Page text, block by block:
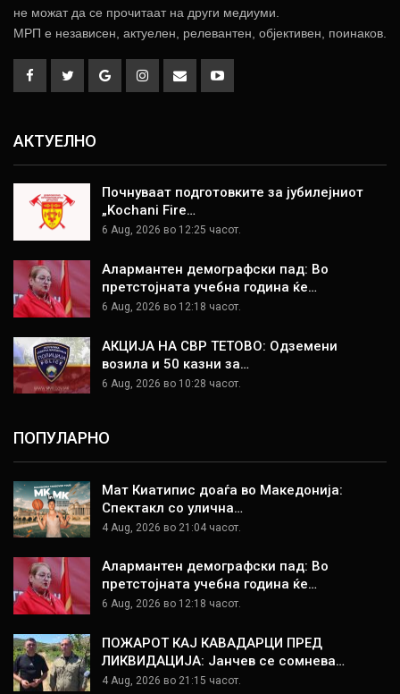
не можат да се прочитаат на други медиуми.
МРП е независен, актуелен, релевантен, објективен, поинаков.
АКТУЕЛНО
Почнуваат подготовките за јубилејниот
„Kochani Fire…
6 Aug, 2026 во 12:25 часот.
Алармантен демографски пад: Во
претстојната учебна година ќе…
6 Aug, 2026 во 12:18 часот.
АКЦИЈА НА СВР ТЕТОВО: Одземени
возила и 50 казни за…
6 Aug, 2026 во 10:28 часот.
ПОПУЛАРНО
Мат Киатипис доаѓа во Македонија:
Спектакл со улична…
4 Aug, 2026 во 21:04 часот.
Алармантен демографски пад: Во
претстојната учебна година ќе…
6 Aug, 2026 во 12:18 часот.
ПОЖАРОТ КАЈ КАВАДАРЦИ ПРЕД
ЛИКВИДАЦИЈА: Јанчев се сомнева…
4 Aug, 2026 во 21:15 часот.